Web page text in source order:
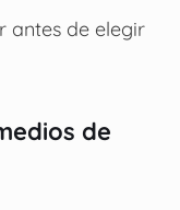
antes de elegir
de